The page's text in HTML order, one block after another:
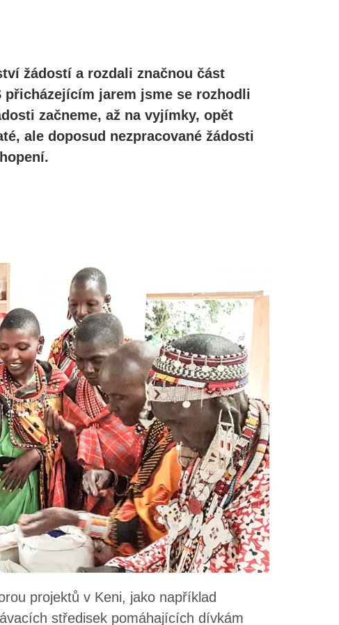
žádostí a rozdali značnou část
jarem jsme se rozhodli
začneme, až na vyjímky, opět
ale doposud nezpracované žádosti
projektů v Keni, jako například
středisek pomáhajících dívkám